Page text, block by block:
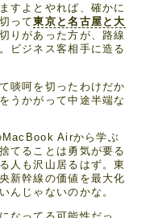
すよとやれば、確かに
って東京と名古屋と大
りがあった方が、路線
ビジネス客相手に造る
啖呵を切ったわけだか
うかがって中途半端な
MacBook Airから学ぶ
てることは勇気が要る
人も沢山居るはず。東
新幹線の価値を最大化
んじゃないのかな。